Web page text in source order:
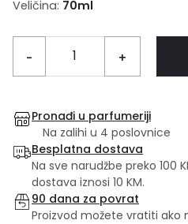
Veličina: 70ml
- +
Pronađi u parfumeriji
Na zalihi u 4 poslovnice
Besplatna dostava
Na sve narudžbe preko 100
dostava iznosi 10 KM.
90 dana za povrat
Proizvod možete vratiti ako